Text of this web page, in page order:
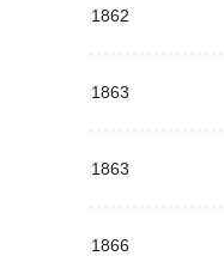
1862
1863
1863
1866